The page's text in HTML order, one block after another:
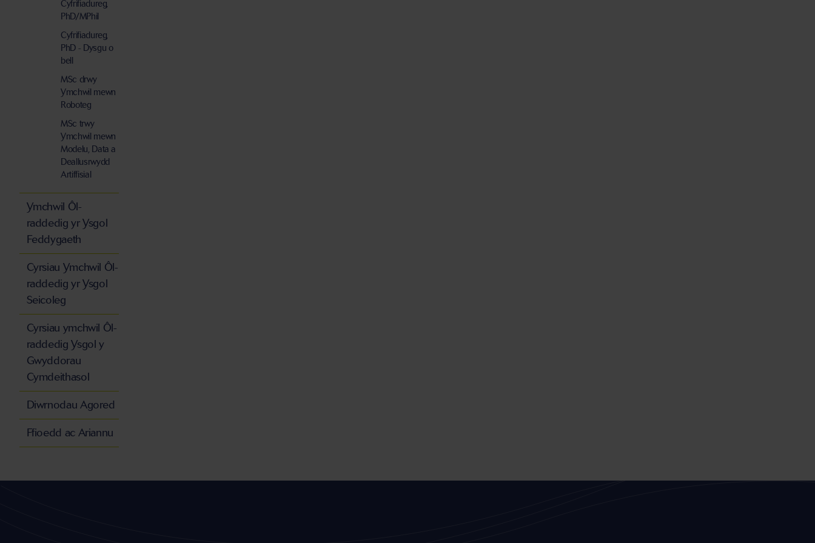
Cyfrifiadureg,
PhD/MPhil
Cyfrifiadureg,
PhD - Dysgu o
bell
MSc drwy
Ymchwil mewn
Roboteg
MSc trwy
Ymchwil mewn
Modelu, Data a
Deallusrwydd
Artiffisial
Ymchwil Ôl-
raddedig yr Ysgol
Feddygaeth
Cyrsiau Ymchwil Ôl-
raddedig yr Ysgol
Seicoleg
Cyrsiau ymchwil Ôl-
raddedig Ysgol y
Gwyddorau
Cymdeithasol
Diwrnodau Agored
Ffioedd ac Ariannu